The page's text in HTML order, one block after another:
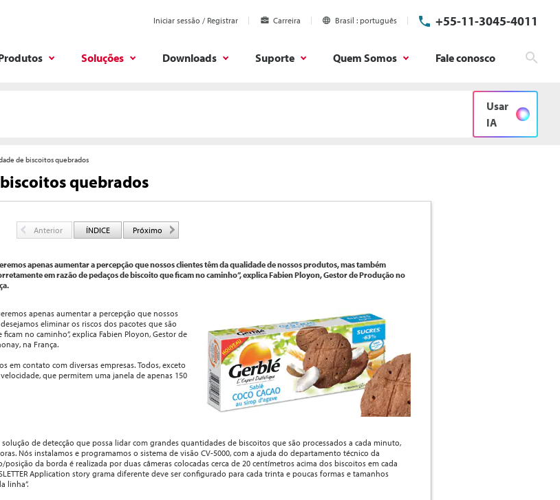
Iniciar sessão / Registrar Carreira Brasil português +55-11-3045-4011
Soluções Downloads Suporte Quem Somos Fale conosco
Usar
IA
de biscoitos quebrados
quebrados
Anterior ÍNDICE Próximo
apenas aumentar a percepção que nossos clientes têm da qualidade de nossos produtos, mas também
em razão de pedaços de biscoito que ficam no caminho”, explica Fabien Ployon, Gestor de Produção no
apenas aumentar a percepção que nossos
eliminar os riscos dos pacotes que são
no caminho”, explica Fabien Ployon, Gestor de
na França.
em contato com diversas empresas. Todos, exceto
que permitem uma janela de apenas 150
solução de detecção que possa lidar com grandes quantidades de biscoitos que são processados a cada minuto,
Nós instalamos e programamos o sistema de visão CV-5000, com a ajuda do departamento técnico da
posição da borda é realizada por duas câmeras colocadas cerca de 20 centímetros acima dos biscoitos em cada
Application story grama diferente deve ser configurado para cada trinta e poucas formas e tamanhos
linha”.